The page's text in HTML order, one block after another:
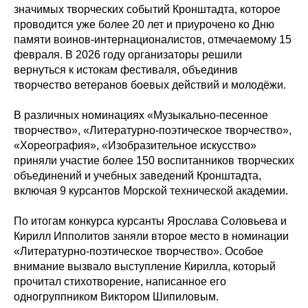
значимых творческих событий Кронштадта, которое
проводится уже более 20 лет и приурочено ко Дню
памяти воинов-интернационалистов, отмечаемому 15
февраля. В 2026 году организаторы решили
вернуться к истокам фестиваля, объединив
творчество ветеранов боевых действий и молодёжи.
В различных номинациях «Музыкально-песенное
творчество», «Литературно-поэтическое творчество»,
«Хореография», «Изобразительное искусство»
приняли участие более 150 воспитанников творческих
объединений и учебных заведений Кронштадта,
включая 9 курсантов Морской технической академии.
По итогам конкурса курсанты Ярослава Соловьева и
Кирилл Ипполитов заняли второе место в номинации
«Литературно-поэтическое творчество». Особое
внимание вызвало выступление Кирилла, который
прочитал стихотворение, написанное его
одногруппником Виктором Шипиловым.